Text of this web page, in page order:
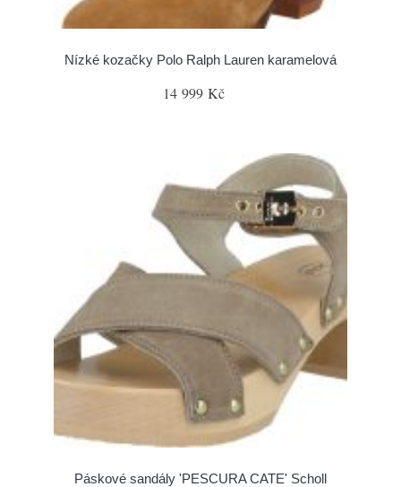
Nízké kozačky Polo Ralph Lauren karamelová
14 999 Kč
Páskové sandály 'PESCURA CATE' Scholl